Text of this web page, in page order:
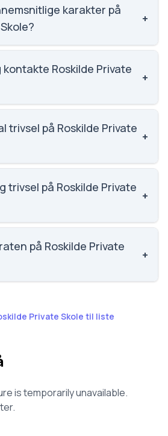
3143 skoler. karakter på
+
på Roskilde Private Skole er
3143 skoler.Roskilde Private
+
4635 8612. Adresse:
Dronning Sofiesvej 42, 4000
Lone Mayntzhusen.
trivsel på Roskilde Private
+
trivsel for Roskilde Private
trivsel på Roskilde Private
+
trivsel for Roskilde Private
på Roskilde Private
+
Private Skole til liste
is temporarily unavailable.